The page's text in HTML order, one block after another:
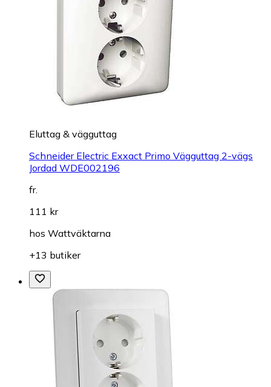
Eluttag & vägguttag
Schneider Electric Exxact Primo Vägguttag 2-vägs
Jordad WDE002196
fr.
111 kr
hos Wattväktarna
+13 butiker